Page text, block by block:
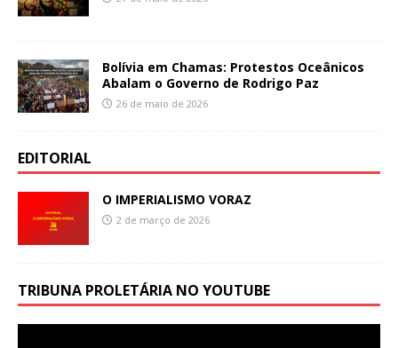
Bolívia em Chamas: Protestos Oceânicos
Abalam o Governo de Rodrigo Paz
26 de maio de 2026
EDITORIAL
O IMPERIALISMO VORAZ
2 de março de 2026
TRIBUNA PROLETÁRIA NO YOUTUBE